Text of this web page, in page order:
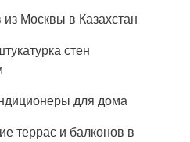
из Москвы в Казахстан
стен
для дома
террас и балконов в